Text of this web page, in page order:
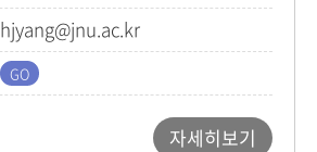
hjyang@jnu.ac.kr
자세히보기